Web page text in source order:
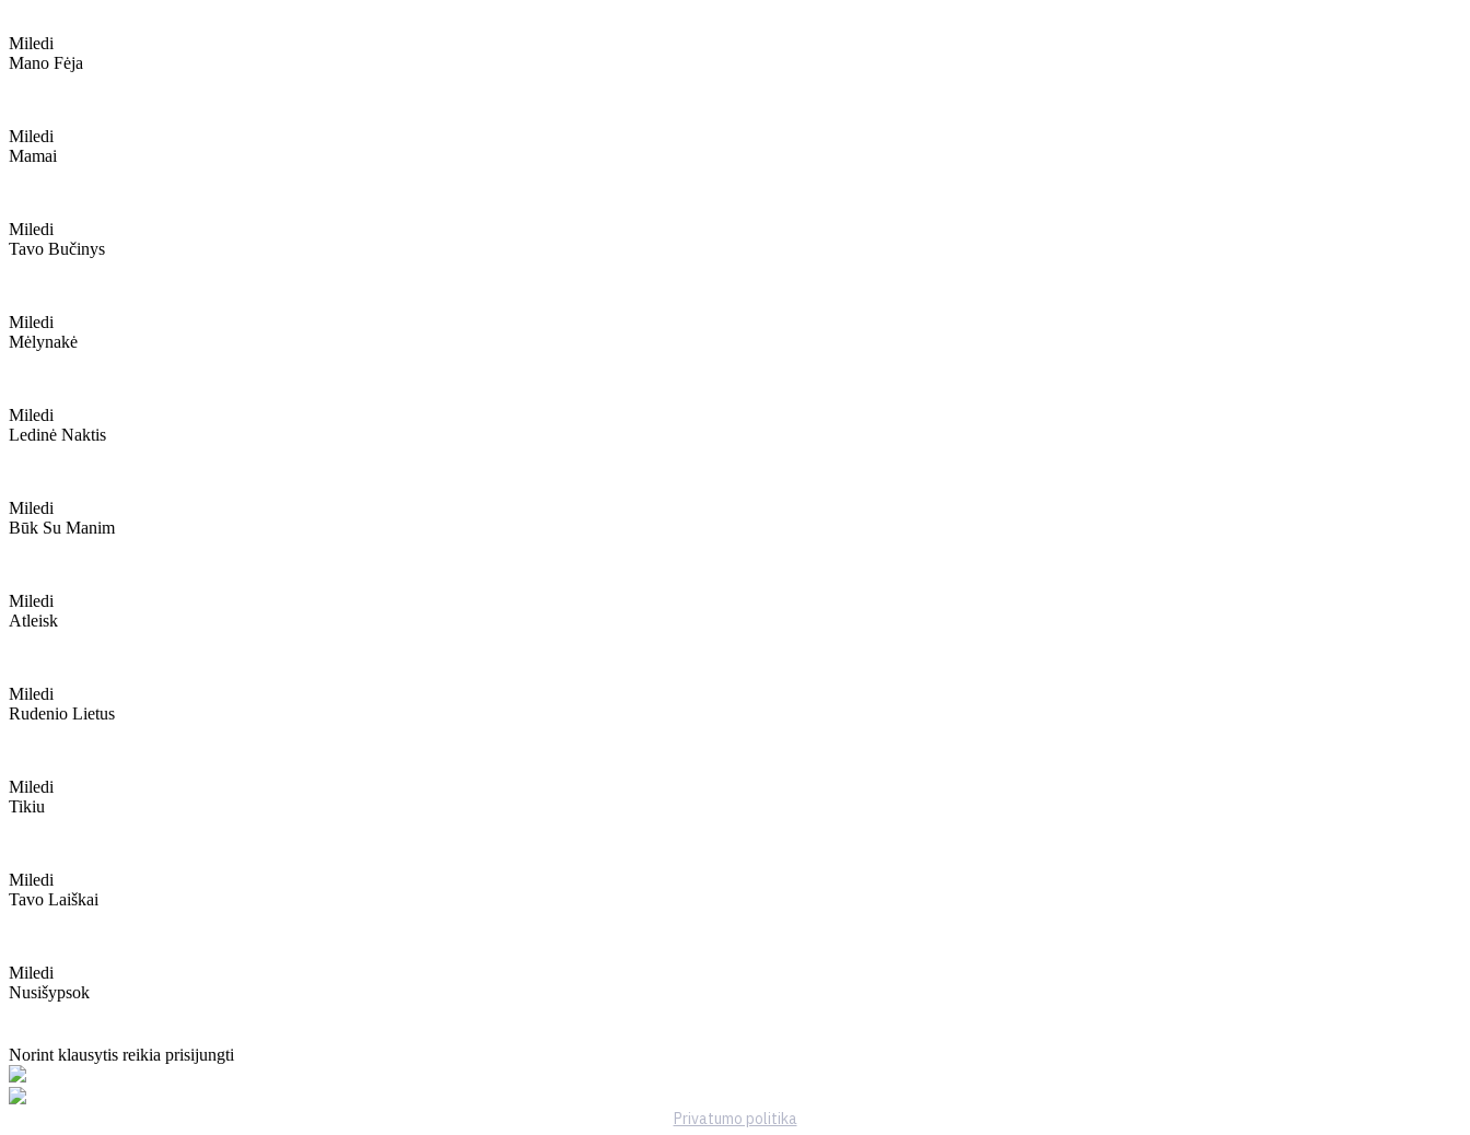
Miledi
Mano Fėja
Miledi
Mamai
Miledi
Tavo Bučinys
Miledi
Mėlynakė
Miledi
Ledinė Naktis
Miledi
Būk Su Manim
Miledi
Atleisk
Miledi
Rudenio Lietus
Miledi
Tikiu
Miledi
Tavo Laiškai
Miledi
Nusišypsok
Norint klausytis reikia prisijungti
Privatumo politika